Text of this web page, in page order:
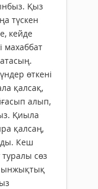
Қыз
түскен
кейде
махаббат
өткені
қалсақ,
алып,
Қиыла
қалсаң,
Кеш
сөз
ынжықтық